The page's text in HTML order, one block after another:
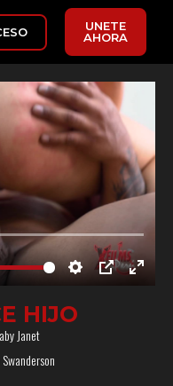
UNETE
AHORA
HIJO
Janet